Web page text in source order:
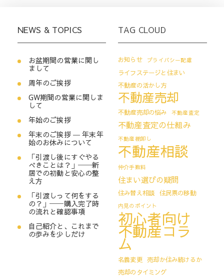
NEWS & TOPICS
お盆期間の営業に関し
まして
周年のご挨拶
GW期間の営業に関しま
して
年始のご挨拶
年末のご挨拶 ― 年末年
始のお休みについて
「引渡し後にすぐやる
べきことは？」──新
居での初動と安心の整
え方
「引渡しって何をする
の？」──購入完了時
の流れと確認事項
自己紹介と、これまで
の歩みを少しだけ
TAG CLOUD
お知らせ プライバシー配慮
ライフステージと住まい
不動産の活かし方
不動産売却
不動産売却の悩み 不動産査定
不動産査定の仕組み
不動産棚卸し
不動産相談
仲介手数料
住まい選びの疑問
住み替え相談 住民票の移動
内見のポイント
初心者向け
不動産コラ
ム
名義変更 売却か住み続けるか
売却のタイミング